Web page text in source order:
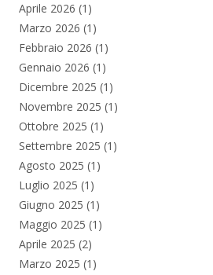
Aprile 2026 (1)
Marzo 2026 (1)
Febbraio 2026 (1)
Gennaio 2026 (1)
Dicembre 2025 (1)
Novembre 2025 (1)
Ottobre 2025 (1)
Settembre 2025 (1)
Agosto 2025 (1)
Luglio 2025 (1)
Giugno 2025 (1)
Maggio 2025 (1)
Aprile 2025 (2)
Marzo 2025 (1)